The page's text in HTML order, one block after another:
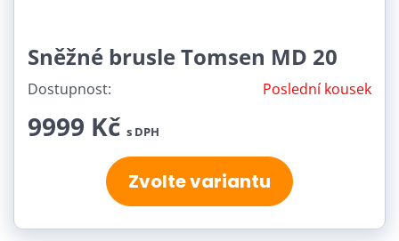
Sněžné brusle Tomsen MD 20
Dostupnost: Poslední kousek
9999 Kč s DPH
Zvolte variantu